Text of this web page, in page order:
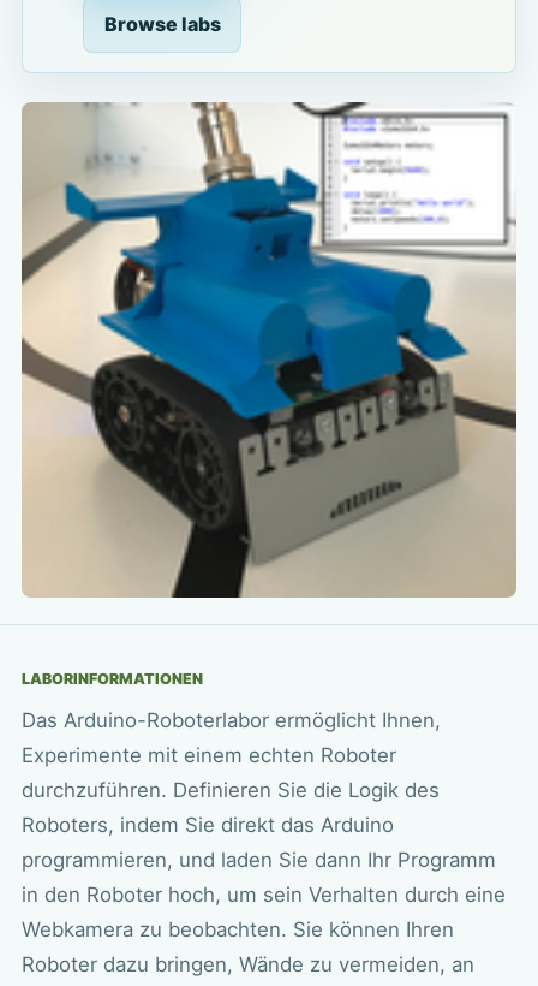
Browse labs
LABORINFORMATIONEN
Das Arduino-Roboterlabor ermöglicht Ihnen,
Experimente mit einem echten Roboter
durchzuführen. Definieren Sie die Logik des
Roboters, indem Sie direkt das Arduino
programmieren, und laden Sie dann Ihr Programm
in den Roboter hoch, um sein Verhalten durch eine
Webkamera zu beobachten. Sie können Ihren
Roboter dazu bringen, Wände zu vermeiden, an